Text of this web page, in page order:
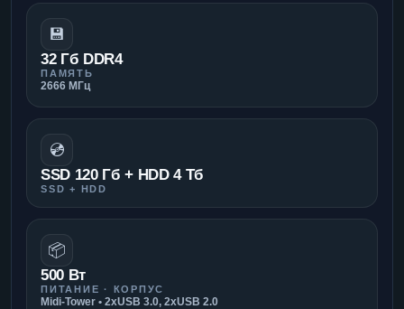
💾
32 Гб DDR4
ПАМЯТЬ
2666 МГц
💿
SSD 120 Гб + HDD 4 Тб
SSD + HDD
📦
500 Вт
ПИТАНИЕ · КОРПУС
Midi-Tower • 2xUSB 3.0, 2xUSB 2.0